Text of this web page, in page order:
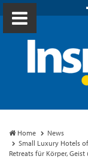
Home
News
Small Luxury Hotels
Retreats für Körper, Geist